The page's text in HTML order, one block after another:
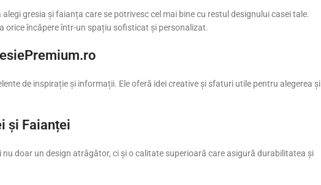
gresia și faianța care se potrivesc cel mai bine cu restul designului casei tale.
orice încăpere într-un spațiu sofisticat și personalizat.
de inspirație și informații. Ele oferă idei creative și sfaturi utile pentru alegerea și
și Faianței
doar un design atrăgător, ci și o calitate superioară care asigură durabilitatea și